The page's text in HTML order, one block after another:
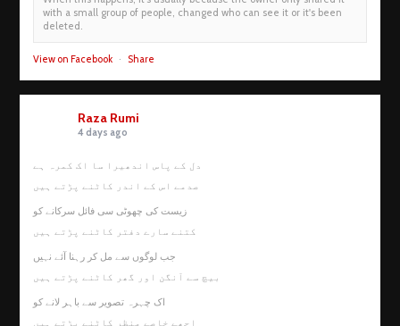
with a small group of people, changed who can see it or it's been
deleted.
View on Facebook · Share
Raza Rumi
4 days ago
دل کے پاس اندھیرا سا اک کمرہ ہے
صدمے اس کے اندر کاٹنے پڑتے ہیں
زیست کی چھوٹی سی فائل سرکانے کو
کتنے سارے دفتر کاٹنے پڑتے ہیں
جب لوگوں سے مل کر رہنا آئے نہیں
بیچ سے آنگن اور گھر کاٹنے پڑتے ہیں
اک چہرہ تصویر سے باہر لانے کو
اچھے خاصے منظر کاٹنے پڑتے ہیں